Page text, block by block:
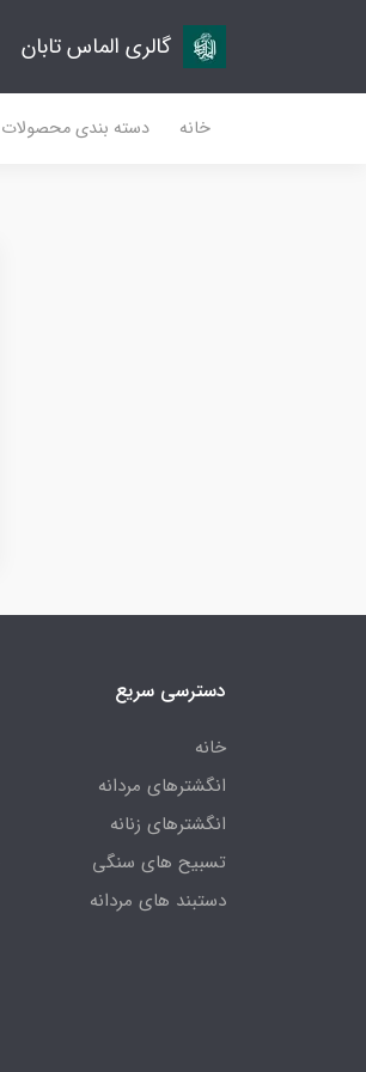
گالری الماس تابان
خانه دسته بندی محصولات
دسترسی سریع
خانه
انگشترهای مردانه
انگشترهای زنانه
تسبیح های سنگی
دستبند های مردانه